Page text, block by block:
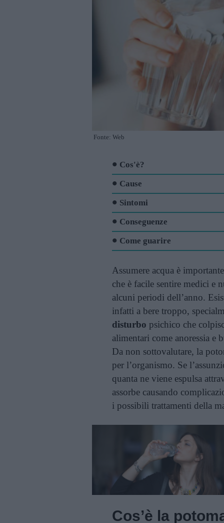
Fonte: Web
Cos'è?
Cause
Sintomi
Conseguenze
Come guarire
Assumere acqua è
che è facile sentire medici e
alcuni periodi dell’anno.
infatti a bere troppo,
disturbo psichico che
alimentari come anoressia e
Da non sottovalutare, la
per l’organismo. Se
quanta ne viene espulsa
assorbe causando
i possibili trattamenti della
Cos’è la